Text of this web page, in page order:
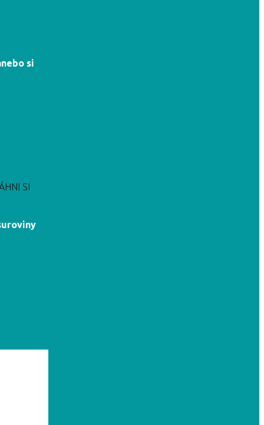
si
SI